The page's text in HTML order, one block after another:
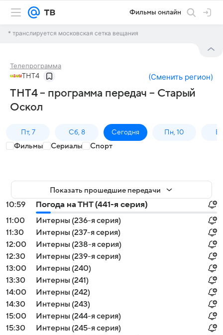
Фильмы онлайн
* транслируется московская сетка вещания
Телепрограмма
ТНТ4 (Сменить регион)
ТНТ4 – программа передач – Старый
Оскол
Пт, 7 Сб, 8 Сегодня Пн, 10
Фильмы Сериалы Спорт
Показать прошедшие передачи
10:59
Погода на ТНТ (441-я серия)
11:00
Интерны (236-я серия)
11:30
Интерны (237-я серия)
12:00
Интерны (238-я серия)
12:30
Интерны (239-я серия)
13:00
Интерны (240)
13:30
Интерны (241)
14:00
Интерны (242)
14:30
Интерны (243)
15:00
Интерны (244-я серия)
15:30
Интерны (245-я серия)